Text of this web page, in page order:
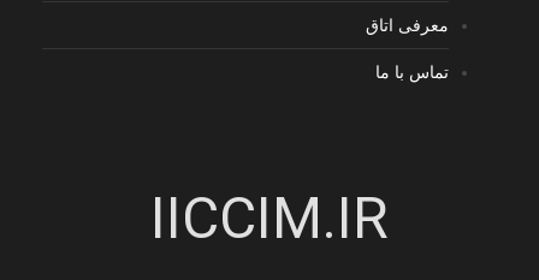
معرفی اتاق
تماس با ما
IICCIM.IR